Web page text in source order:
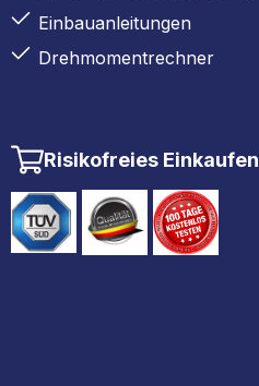
Einbauanleitungen
Drehmomentrechner
Risikofreies Einkaufen